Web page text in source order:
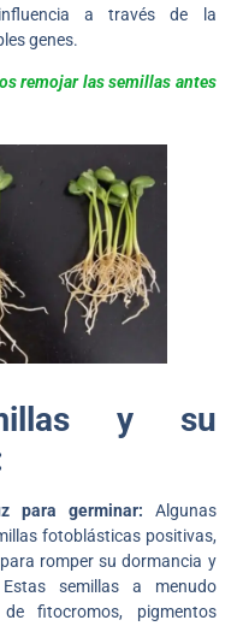
a través de la
genes.
remojar las semillas antes
y su
para germinar: Algunas
fotoblásticas positivas,
romper su dormancia y
semillas a menudo
fitocromos, pigmentos